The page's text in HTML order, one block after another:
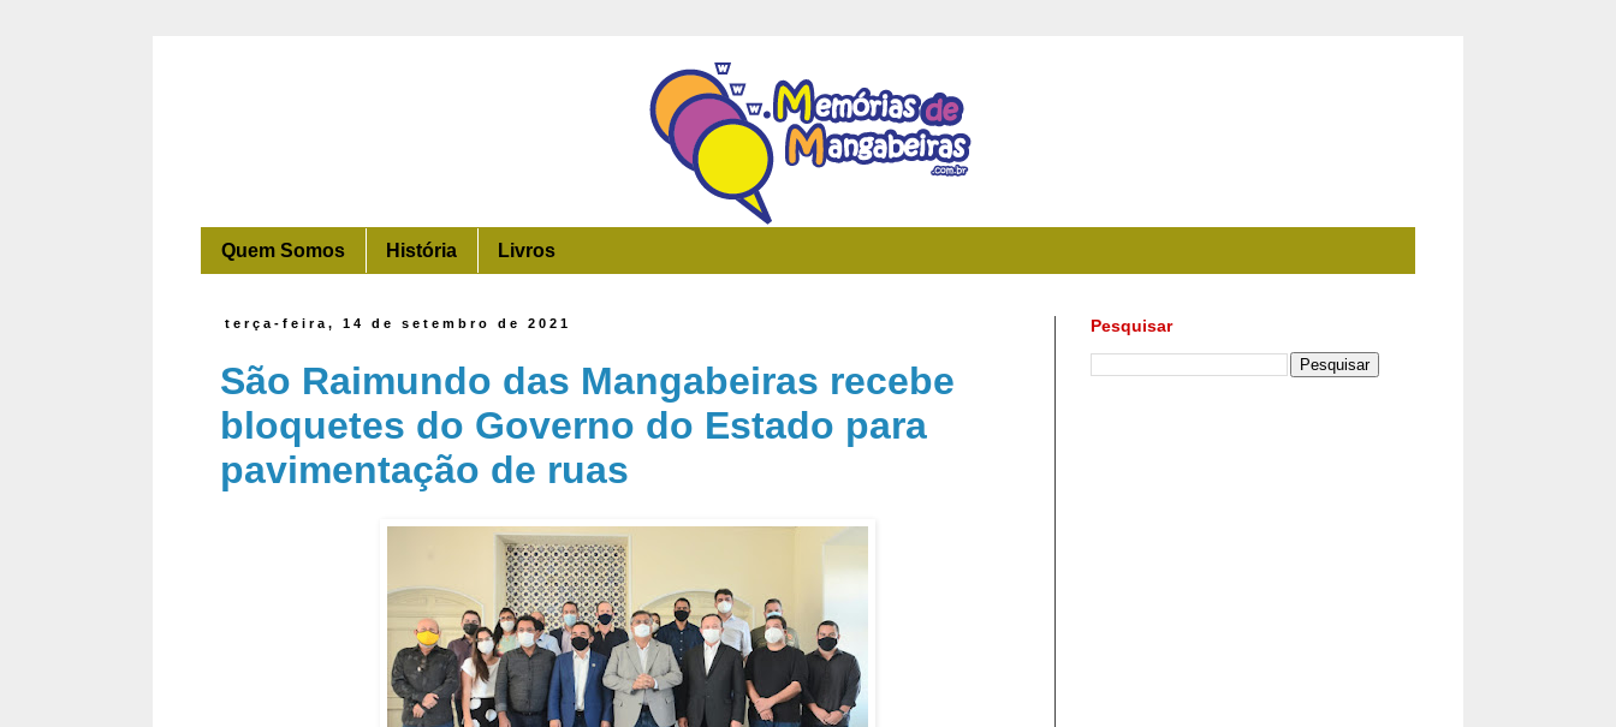
Quem Somos História Livros
terça-feira, 14 de setembro de 2021
São Raimundo das Mangabeiras recebe
bloquetes do Governo do Estado para
pavimentação de ruas
Pesquisar